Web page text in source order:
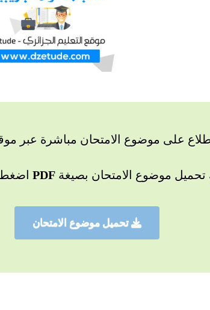
على موضوع الامتحان مباشرة عبر
تحميل موضوع الامتحان بصيغةPDF اضغط
تحميل موضوع الامتحان